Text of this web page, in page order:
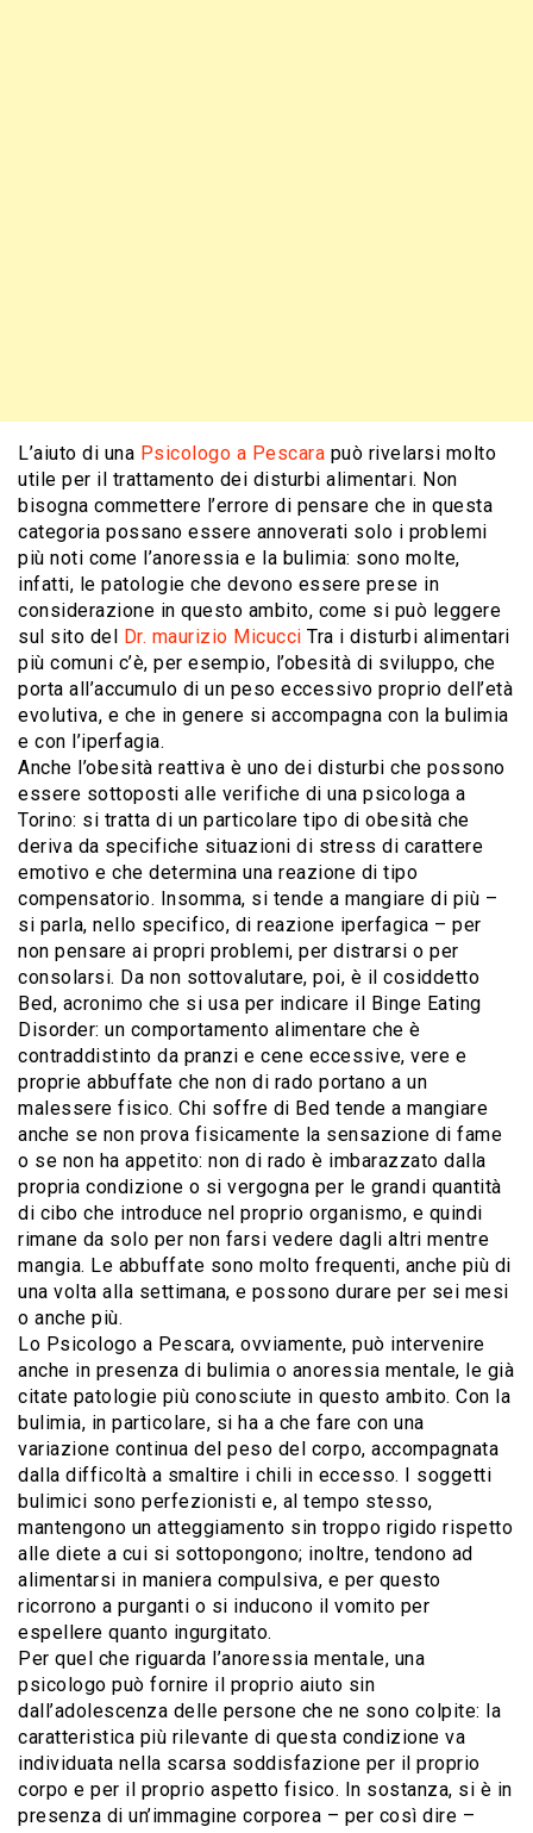
L’aiuto di una Psicologo a Pescara può rivelarsi molto
utile per il trattamento dei disturbi alimentari. Non
bisogna commettere l’errore di pensare che in questa
categoria possano essere annoverati solo i problemi
più noti come l’anoressia e la bulimia: sono molte,
infatti, le patologie che devono essere prese in
considerazione in questo ambito, come si può leggere
sul sito del Dr. maurizio Micucci Tra i disturbi alimentari
più comuni c’è, per esempio, l’obesità di sviluppo, che
porta all’accumulo di un peso eccessivo proprio dell’età
evolutiva, e che in genere si accompagna con la bulimia
e con l’iperfagia.
Anche l’obesità reattiva è uno dei disturbi che possono
essere sottoposti alle verifiche di una psicologa a
Torino: si tratta di un particolare tipo di obesità che
deriva da specifiche situazioni di stress di carattere
emotivo e che determina una reazione di tipo
compensatorio. Insomma, si tende a mangiare di più –
si parla, nello specifico, di reazione iperfagica – per
non pensare ai propri problemi, per distrarsi o per
consolarsi. Da non sottovalutare, poi, è il cosiddetto
Bed, acronimo che si usa per indicare il Binge Eating
Disorder: un comportamento alimentare che è
contraddistinto da pranzi e cene eccessive, vere e
proprie abbuffate che non di rado portano a un
malessere fisico. Chi soffre di Bed tende a mangiare
anche se non prova fisicamente la sensazione di fame
o se non ha appetito: non di rado è imbarazzato dalla
propria condizione o si vergogna per le grandi quantità
di cibo che introduce nel proprio organismo, e quindi
rimane da solo per non farsi vedere dagli altri mentre
mangia. Le abbuffate sono molto frequenti, anche più di
una volta alla settimana, e possono durare per sei mesi
o anche più.
Lo Psicologo a Pescara, ovviamente, può intervenire
anche in presenza di bulimia o anoressia mentale, le già
citate patologie più conosciute in questo ambito. Con la
bulimia, in particolare, si ha a che fare con una
variazione continua del peso del corpo, accompagnata
dalla difficoltà a smaltire i chili in eccesso. I soggetti
bulimici sono perfezionisti e, al tempo stesso,
mantengono un atteggiamento sin troppo rigido rispetto
alle diete a cui si sottopongono; inoltre, tendono ad
alimentarsi in maniera compulsiva, e per questo
ricorrono a purganti o si inducono il vomito per
espellere quanto ingurgitato.
Per quel che riguarda l’anoressia mentale, una
psicologo può fornire il proprio aiuto sin
dall’adolescenza delle persone che ne sono colpite: la
caratteristica più rilevante di questa condizione va
individuata nella scarsa soddisfazione per il proprio
corpo e per il proprio aspetto fisico. In sostanza, si è in
presenza di un’immagine corporea – per così dire –